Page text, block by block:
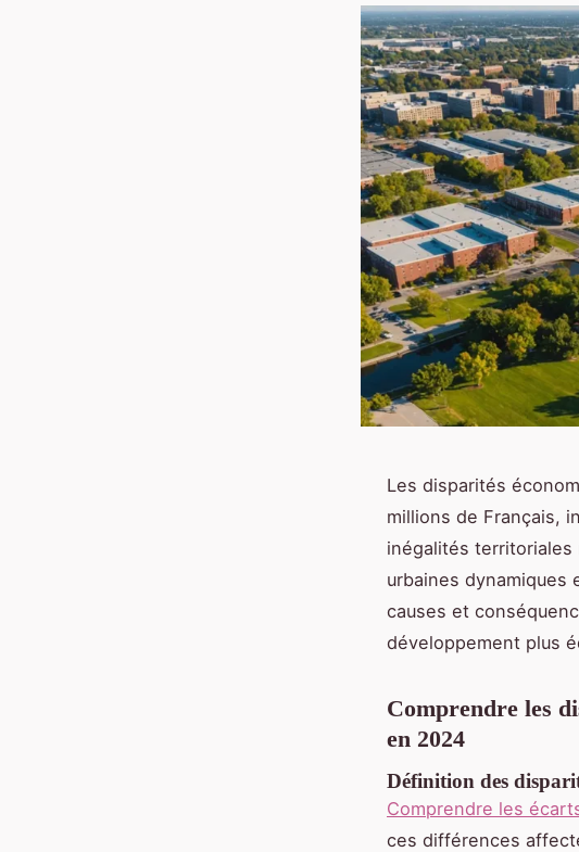
Les disparités
millions de Français,
inégalités
urbaines dynamiques
causes et
développement plus
Comprendre les
en 2024
Définition des
Comprendre les
ces différences